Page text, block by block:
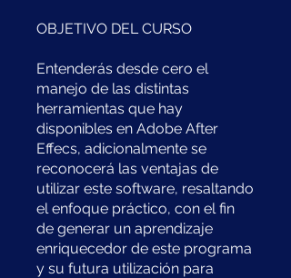
OBJETIVO DEL CURSO
Entenderás desde cero el
manejo de las distintas
herramientas que hay
disponibles en Adobe After
Effecs, adicionalmente se
reconocerá las ventajas de
utilizar este software, resaltando
el enfoque práctico, con el fin
de generar un aprendizaje
enriquecedor de este programa
y su futura utilización para